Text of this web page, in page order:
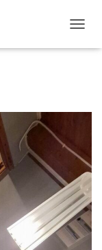
L
A
A
I
G
E
R
I
N